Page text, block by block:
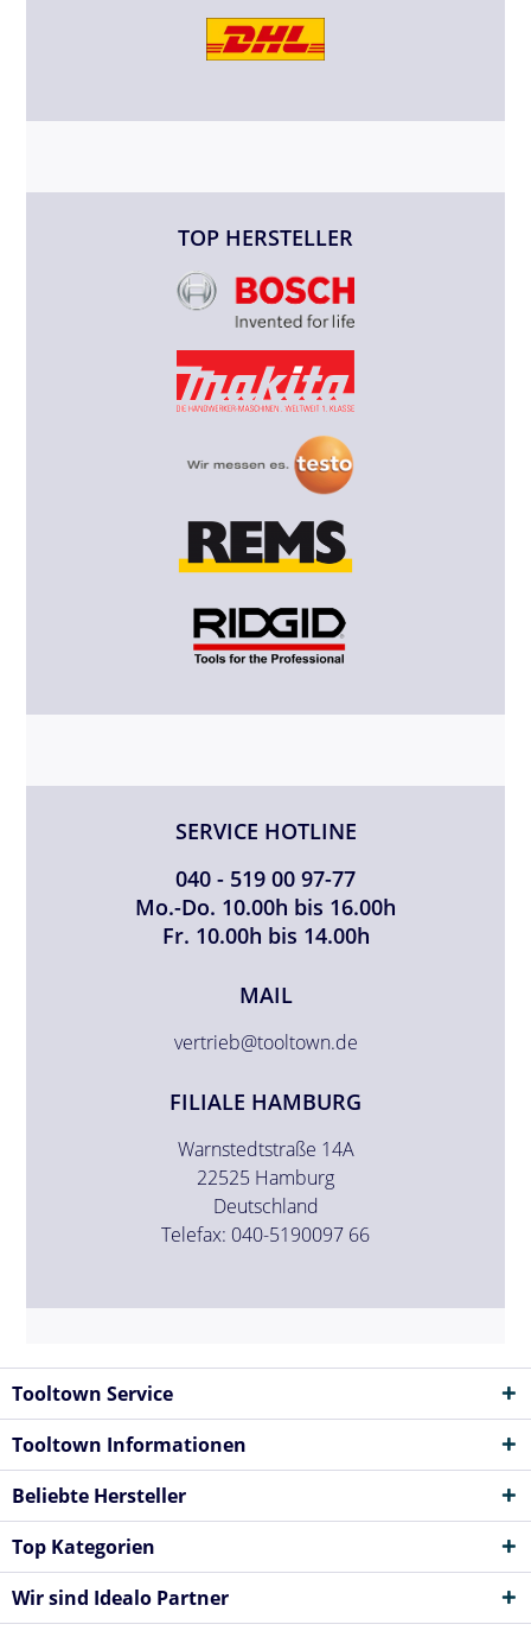
TOP HERSTELLER
SERVICE HOTLINE
040 - 519 00 97-77
Mo.-Do. 10.00h bis 16.00h
Fr. 10.00h bis 14.00h
MAIL
vertrieb@tooltown.de
FILIALE HAMBURG
Warnstedtstraße 14A
22525 Hamburg
Deutschland
Telefax: 040-5190097 66
Tooltown Service
Tooltown Informationen
Beliebte Hersteller
Top Kategorien
Wir sind Idealo Partner